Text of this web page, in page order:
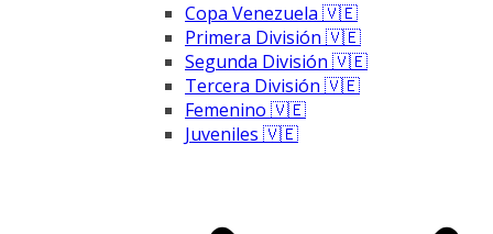
Copa Venezuela 🇻🇪
Primera División 🇻🇪
Segunda División 🇻🇪
Tercera División 🇻🇪
Femenino 🇻🇪
Juveniles 🇻🇪